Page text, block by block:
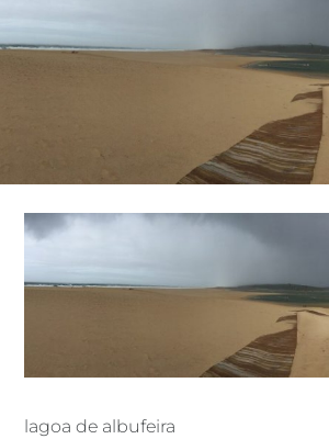
NOVEMBRO 20, 2020
lagoa de albufeira